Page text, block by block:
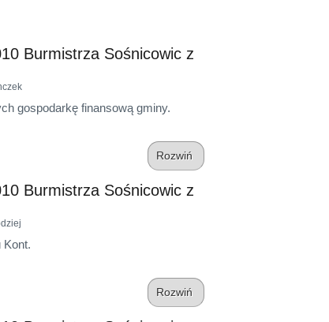
Burmistrza Sośnicowic z
gospodarkę finansową gminy.
Rozwiń
Burmistrza Sośnicowic z
Kont.
Rozwiń